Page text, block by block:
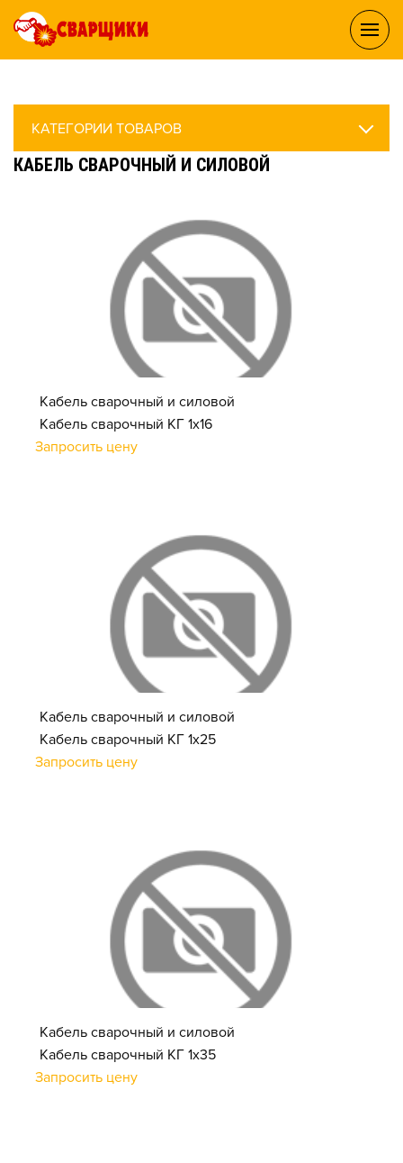
КАТЕГОРИИ ТОВАРОВ
КАБЕЛЬ СВАРОЧНЫЙ И СИЛОВОЙ
Кабель сварочный и силовой
Кабель сварочный КГ 1х16
Запросить цену
Кабель сварочный и силовой
Кабель сварочный КГ 1х25
Запросить цену
Кабель сварочный и силовой
Кабель сварочный КГ 1х35
Запросить цену